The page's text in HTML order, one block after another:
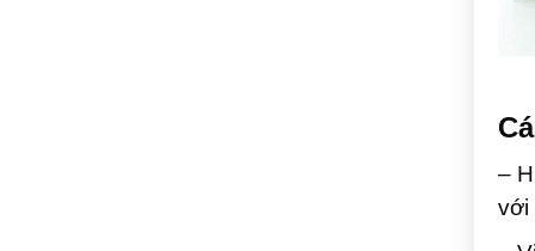
–
với